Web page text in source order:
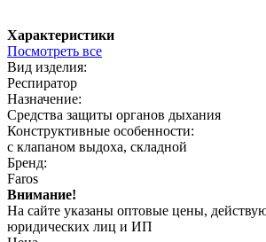
Характеристики
Посмотреть все
Вид изделия:
Респиратор
Назначение:
Средства защиты органов дыхания
Конструктивные особенности:
с клапаном выдоха, складной
Бренд:
Faros
Внимание!
На сайте указаны оптовые цены,
юридических лиц и ИП